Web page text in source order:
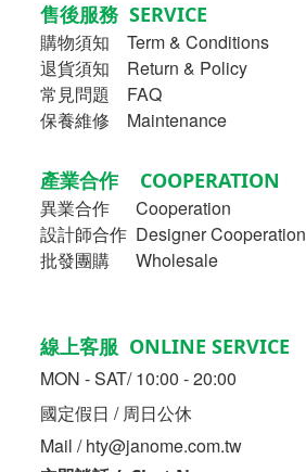
售後服務 SERVICE
購物須知
Term & Conditions
退貨須知 Return & Policy
常見問題 FAQ
保養維修 Maintenance
產業合作 COOPERATION
異業合作
Cooperation
設計師合作 Designer Cooperation
批發團購 Wholesale
線上客服 ONLINE SERVICE
MON - SAT/ 10:00 - 20:00
國定假日 / 周日公休
Mail / hty@janome.com.tw